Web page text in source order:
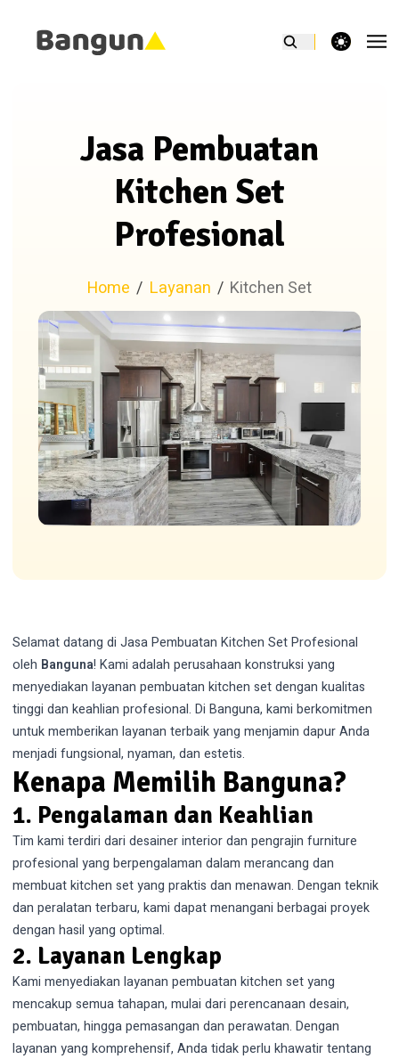
theme switcher
Jasa Pembuatan
Kitchen Set
Profesional
Home / Layanan / Kitchen Set
Selamat datang diJasa Pembuatan Kitchen SetProfesional
oleh Banguna! Kami adalah perusahaan konstruksi yang
menyediakan layanan pembuatan kitchen set dengan kualitas
tinggi dan keahlian profesional. Di Banguna, kami berkomitmen
untuk memberikan layanan terbaik yang menjamin dapur Anda
menjadi fungsional, nyaman, dan estetis.
Kenapa Memilih Banguna?
1. Pengalaman dan Keahlian
Tim kami terdiri dari desainer interior dan pengrajin furniture
profesional yang berpengalaman dalam merancang dan
membuat kitchen set yang praktis dan menawan. Dengan teknik
dan peralatan terbaru, kami dapat menangani berbagai proyek
dengan hasil yang optimal.
2. Layanan Lengkap
Kami menyediakan layanan pembuatan kitchen set yang
mencakup semua tahapan, mulai dari perencanaan desain,
pembuatan, hingga pemasangan dan perawatan. Dengan
layanan yang komprehensif, Anda tidak perlu khawatir tentang